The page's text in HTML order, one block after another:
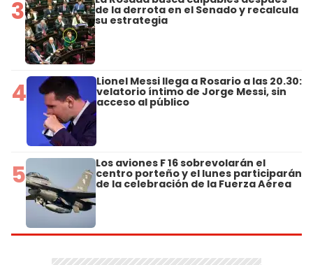
3 de la derrota en el Senado y recalcula
su estrategia
4 Lionel Messi llega a Rosario a las 20.30:
velatorio íntimo de Jorge Messi, sin
acceso al público
5 Los aviones F 16 sobrevolarán el
centro porteño y el lunes participarán
de la celebración de la Fuerza Aérea